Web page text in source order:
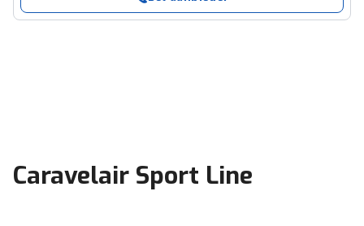
Caravelair Sport Line